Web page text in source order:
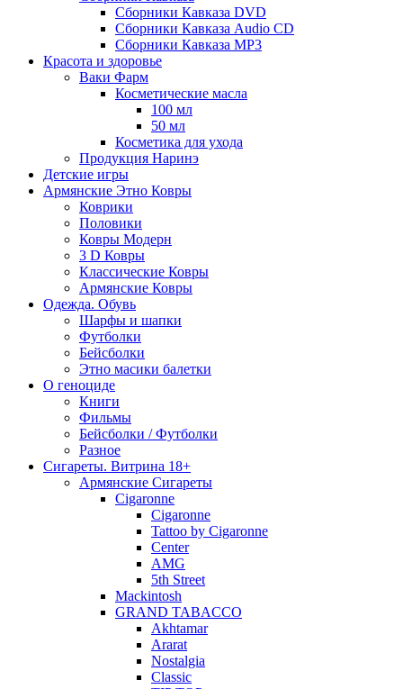
Сборники Кавказа DVD
Сборники Кавказа Audio CD
Сборники Кавказа MP3
Красота и здоровье
Ваки Фарм
Косметические масла
100 мл
50 мл
Косметика для ухода
Продукция Наринэ
Детские игры
Армянские Этно Ковры
Коврики
Половики
Ковры Модерн
3 D Ковры
Классические Ковры
Армянские Ковры
Одежда. Обувь
Шарфы и шапки
Футболки
Бейсболки
Этно масики балетки
О геноциде
Книги
Фильмы
Бейсболки / Футболки
Разное
Сигареты. Витрина 18+
Армянские Сигареты
Cigaronne
Cigaronne
Tattoo by Cigaronne
Center
AMG
5th Street
Mackintosh
GRAND TABACCO
Akhtamar
Ararat
Nostalgia
Classic